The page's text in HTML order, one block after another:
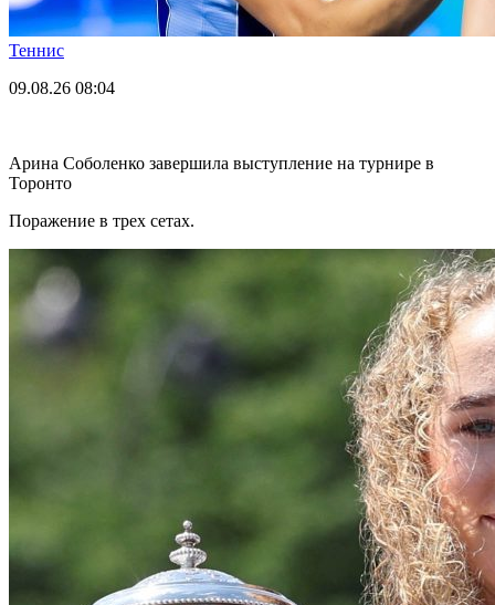
Теннис
09.08.26 08:04
Арина Соболенко завершила выступление на турнире в
Торонто
Поражение в трех сетах.